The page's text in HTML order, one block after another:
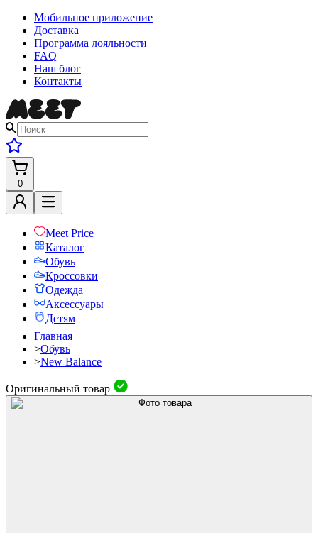
Мобильное приложение
Доставка
Программа лояльности
FAQ
Наш блог
Контакты
0
Meet Price
Каталог
Обувь
Кроссовки
Одежда
Аксессуары
Детям
Главная
>Обувь
>New Balance
Оригинальный товар